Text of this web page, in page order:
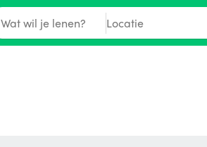
Wat wil je lenen? Locatie